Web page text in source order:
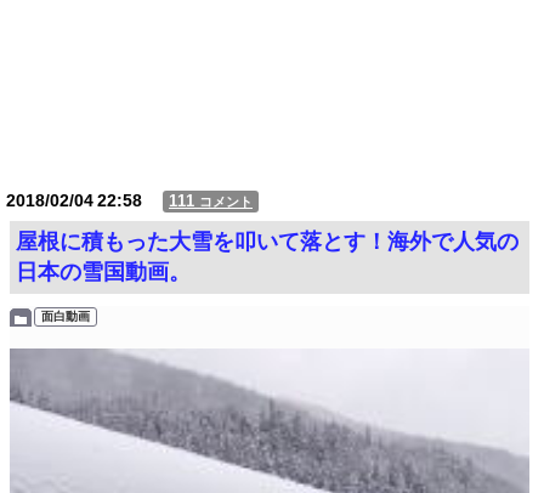
2018/02/0422:58 111 コメント
屋根に積もった大雪を叩いて落とす！海外で人気の
日本の雪国動画。
面白動画